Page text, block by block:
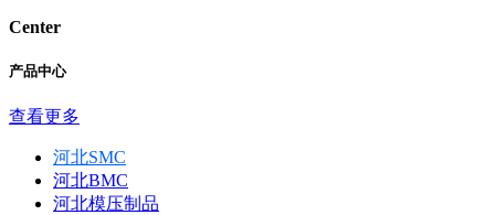
Center
产品中心
查看更多
河北SMC
河北BMC
河北模压制品